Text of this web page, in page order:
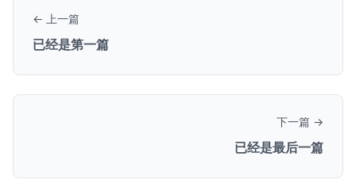
← 上一篇
已经是第一篇
下一篇 →
已经是最后一篇